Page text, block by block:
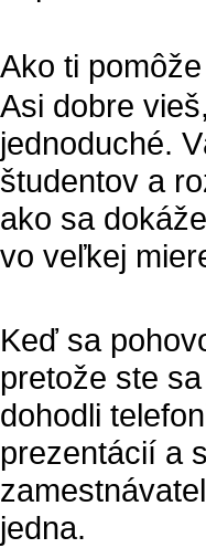
Ako ti
Asi dobre
jednoduché.
študentov a
ako sa
vo veľkej
Keď sa
pretože ste
dohodli
prezentácií a
jedna.